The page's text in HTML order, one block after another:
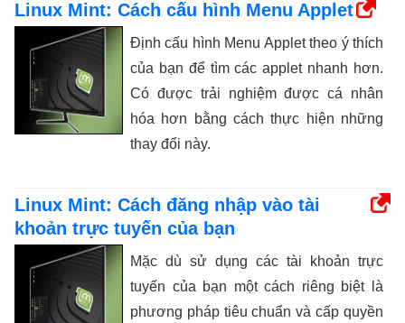
Linux Mint: Cách cấu hình Menu Applet
Định cấu hình Menu Applet theo ý thích
của bạn để tìm các applet nhanh hơn.
Có được trải nghiệm được cá nhân
hóa hơn bằng cách thực hiện những
thay đổi này.
Linux Mint: Cách đăng nhập vào tài
khoản trực tuyến của bạn
Mặc dù sử dụng các tài khoản trực
tuyến của bạn một cách riêng biệt là
phương pháp tiêu chuẩn và cấp quyền